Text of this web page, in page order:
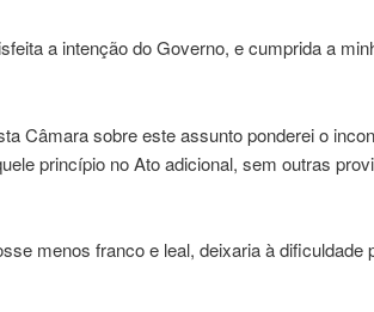
a intenção do Governo, e cumprida a
Câmara sobre este assunto ponderei o
princípio no Ato adicional, sem outras
menos franco e leal, deixaria à dificuldade